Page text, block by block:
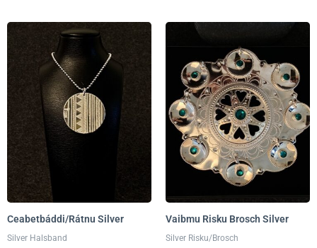
Ceabetbáddi/Rátnu Silver
Silver Halsband
Vaibmu Risku Brosch Silver
Silver Risku/Brosch